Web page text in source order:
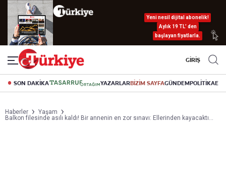
Yeni nesil dijital abonelik!
Aylık 19 TL’ den
başlayan fiyatlarla.
GİRİŞ
SON DAKİKA YAZARLARBİZİM SAYFAGÜNDEMPOLİTİKA
Haberler
Yaşam
Balkon filesinde asılı kaldı! Bir annenin en zor sınavı: Ellerinden kayacaktı...